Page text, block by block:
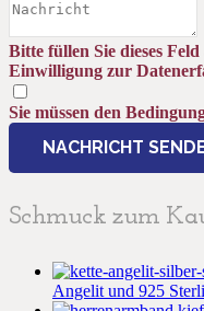
Bitte füllen Sie dieses Feld
Einwilligung zur
Sie müssen den
NACHRICHT
Schmuck zum
Angelit und 925